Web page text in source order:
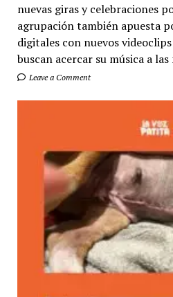
nuevas giras y celebraciones
agrupación también apuesta
digitales con nuevos
buscan acercar su música a
Leave a Comment